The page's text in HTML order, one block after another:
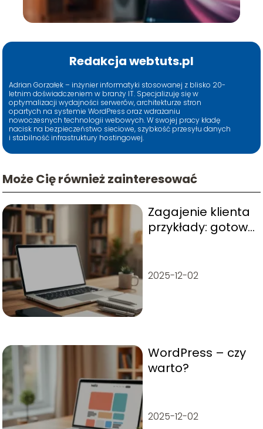
Redakcja webtuts.pl
Adrian Gorzałek – inżynier informatyki stosowanej z blisko 20-
letnim doświadczeniem w branży IT. Specjalizuję się w
optymalizacji wydajności serwerów, architekturze stron
opartych na systemie WordPress oraz wdrażaniu
nowoczesnych technologii webowych. W swojej pracy kładę
nacisk na bezpieczeństwo sieciowe, szybkość przesyłu danych
i stabilność infrastruktury hostingowej.
Może Cię również zainteresować
Zagajenie klienta
przykłady: gotowe
2025-12-02
WordPress – czy
warto?
2025-12-02